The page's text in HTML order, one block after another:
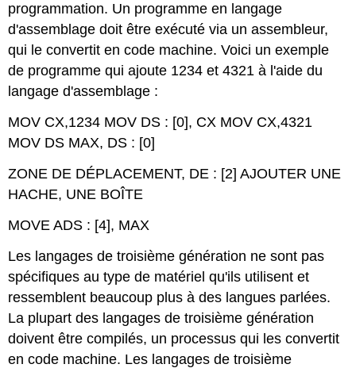
programmation. Un programme en langage
d'assemblage doit être exécuté via un assembleur,
qui le convertit en code machine. Voici un exemple
de programme qui ajoute 1234 et 4321 à l'aide du
langage d'assemblage :
MOV CX,1234 MOV DS : [0], CX MOV CX,4321
MOV DS MAX, DS : [0]
ZONE DE DÉPLACEMENT, DE : [2] AJOUTER UNE
HACHE, UNE BOÎTE
MOVE ADS : [4], MAX
Les langages de troisième génération ne sont pas
spécifiques au type de matériel qu'ils utilisent et
ressemblent beaucoup plus à des langues parlées.
La plupart des langages de troisième génération
doivent être compilés, un processus qui les convertit
en code machine. Les langages de troisième